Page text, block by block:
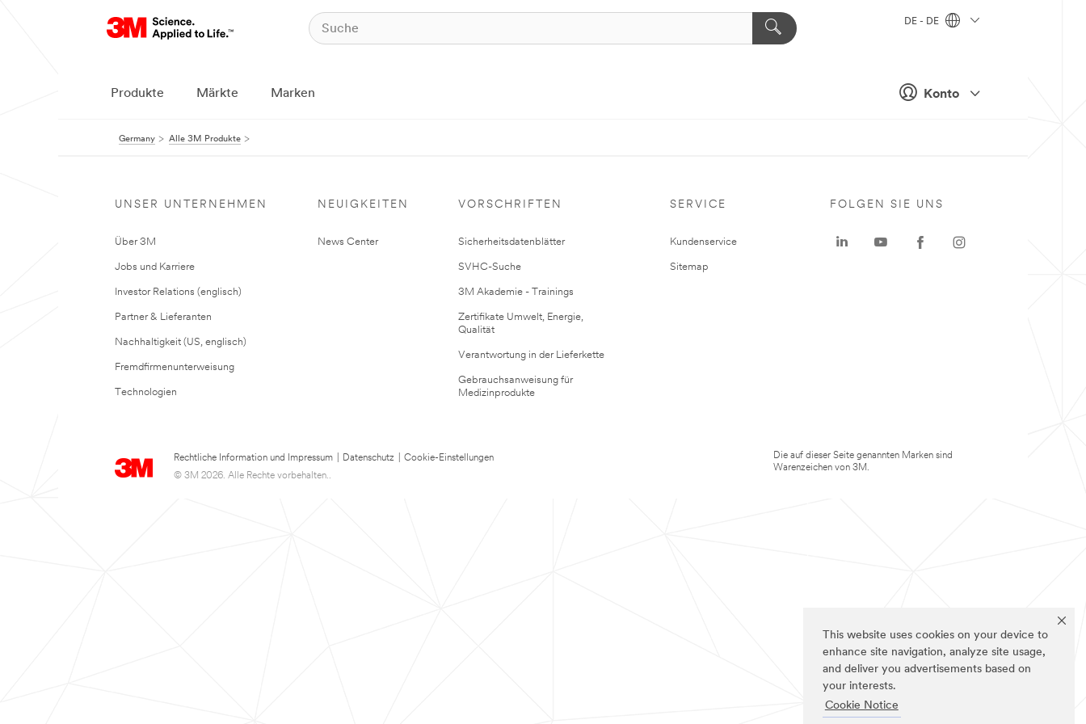
This website uses cookies on your device to
enhance site navigation, analyze site usage,
and deliver you advertisements based on
your interests.
Cookie Notice
Konto
DE - DE
Produkte Märkte Marken
Germany Alle 3M Produkte
UNSER UNTERNEHMEN
Über 3M
Jobs und Karriere
Investor Relations (englisch)
Partner & Lieferanten
Nachhaltigkeit (US, englisch)
Fremdfirmenunterweisung
Technologien
NEUIGKEITEN
News Center
VORSCHRIFTEN
Sicherheitsdatenblätter
SVHC-Suche
3M Akademie - Trainings
Zertifikate Umwelt, Energie,
Qualität
Verantwortung in der Lieferkette
Gebrauchsanweisung für
Medizinprodukte
SERVICE
Kundenservice
Sitemap
Rechtliche Information und Impressum Datenschutz
Cookie-Einstellungen
© 3M 2026. Alle Rechte vorbehalten..
FOLGEN SIE UNS
Die auf dieser Seite genannten Marken sind
Warenzeichen von 3M.